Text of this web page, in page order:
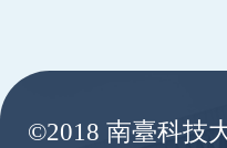
©2018 南臺科技